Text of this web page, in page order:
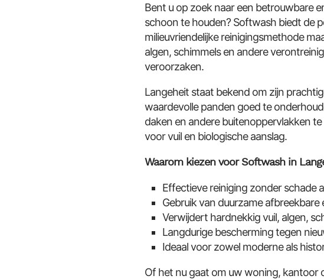
Bent u op zoek naar een betrouwbare
schoon te houden? Softwash biedt de
milieuvriendelijke reinigingsmethode
algen, schimmels en andere
veroorzaken.
Langeheit staat bekend om zijn
waardevolle panden goed te
daken en andere buitenoppervlakken
voor vuil en biologische aanslag.
Waarom kiezen voor Softwash in
Effectieve reiniging zonder schade
Gebruik van duurzame afbreekbare
Verwijdert hardnekkig vuil, algen,
Langdurige bescherming tegen
Ideaal voor zowel moderne als
Of het nu gaat om uw woning, kantoor